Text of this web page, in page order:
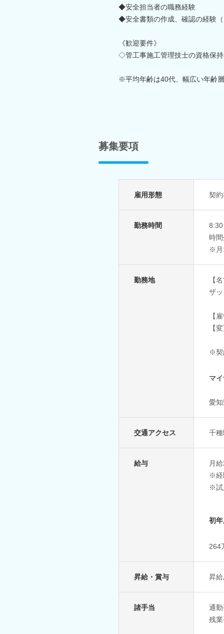
◆安全担当者の職務経験
◆安全書類の作成、確認の経験
《歓迎要件》
◇管工事施工管理技士の資格保
※平均年齢は40代、幅広い年齢
募集要項
雇用形態 契
勤務時間
時
※月
勤務地
【
ザ
【
【
※契
マ
愛
交通アクセス 千
給与
月
※経
※試
初
264
昇給・賞与 昇
諸手当
通
残